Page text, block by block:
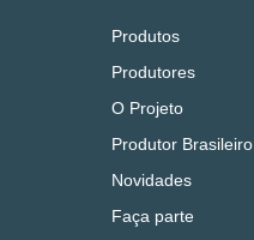
Produtos
Produtores
O Projeto
Produtor Brasileiro
Novidades
Faça parte